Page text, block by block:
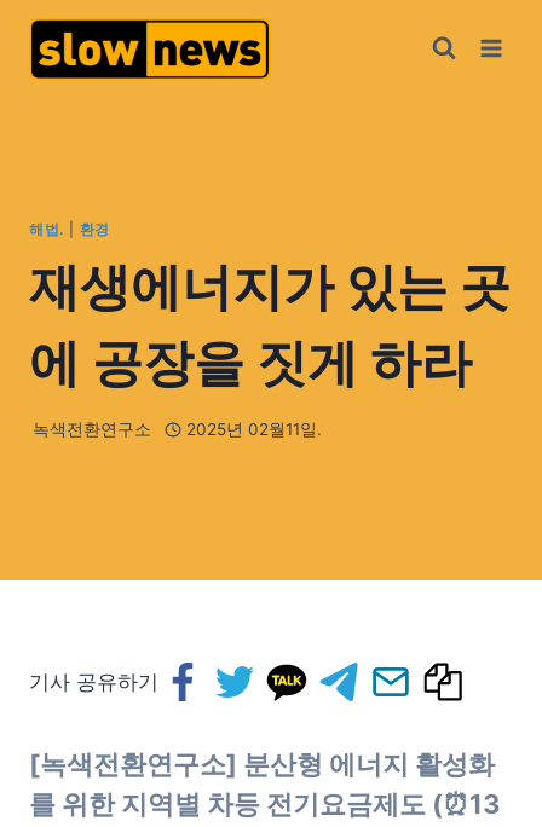
해법. 환경
재생에너지가 있는 곳
에 공장을 짓게 하라
녹색전환연구소 2025년 02월11일.
기사 공유하기
[녹색전환연구소] 분산형 에너지 활성화
를 위한 지역별 차등 전기요금제도 (⏰13